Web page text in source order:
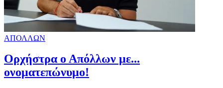
ΑΠΟΛΛΩΝ
Ορχήστρα o Aπόλλων με...
ονοματεπώνυμο!